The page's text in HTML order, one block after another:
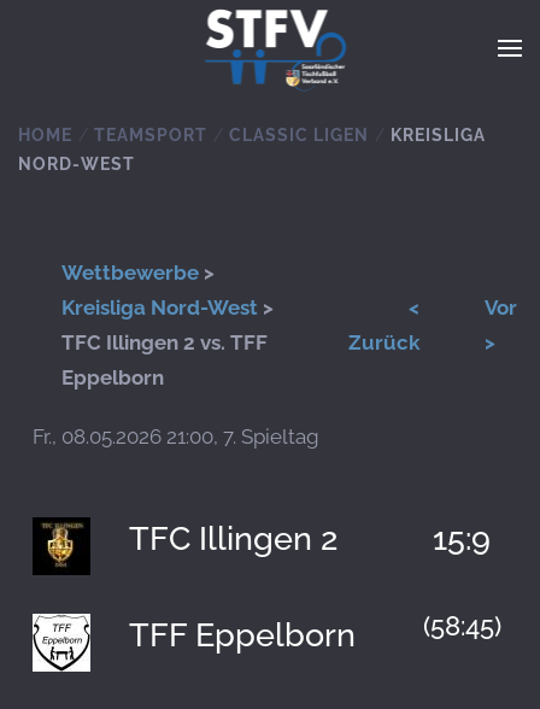
Zum Hauptinhalt springen
HOME TEAMSPORT CLASSIC LIGEN
KREISLIGA
NORD-WEST
Wettbewerbe >
Kreisliga Nord-West >
TFC Illingen 2 vs. TFF
Eppelborn
<
Zurück
Vor
>
Fr., 08.05.2026 21:00, 7. Spieltag
TFC Illingen 2 15:9
(58:45)
TFF Eppelborn